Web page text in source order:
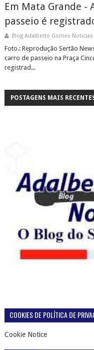
Em Mata Grande -
passeio é
Blog Adalberto Gomes Noticias
Foto.: Reprodução Sertão
carro de passeio na Praça
registrad...
POSTAGENS MAIS
COOKIES DE POLÍTICA DE
Cookie Notice